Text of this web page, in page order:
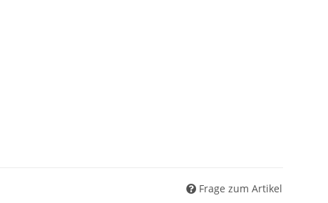
Frage zum Artikel